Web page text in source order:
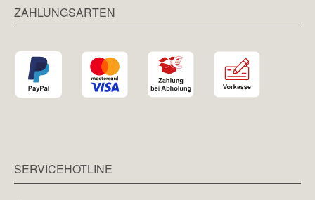
ZAHLUNGSARTEN
SERVICEHOTLINE